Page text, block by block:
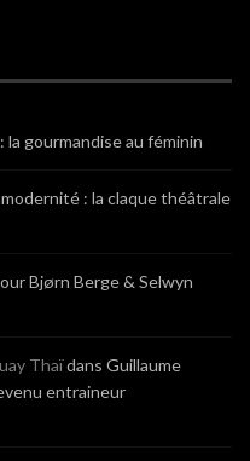
la gourmandise au féminin
: la claque théâtrale
Bjørn Berge & Selwyn
Thaïdans Guillaume
entraineur